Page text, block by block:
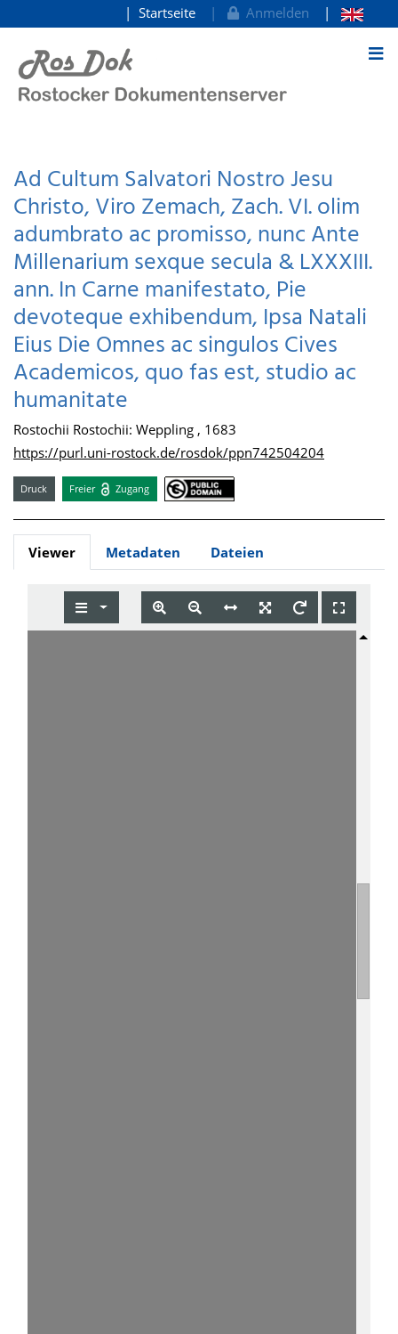
zum Inhalt
Startseite Anmelden
Ad Cultum Salvatori Nostro Jesu
Christo, Viro Zemach, Zach. VI. olim
adumbrato ac promisso, nunc Ante
Millenarium sexque secula & LXXXIII.
ann. In Carne manifestato, Pie
devoteque exhibendum, Ipsa Natali
Eius Die Omnes ac singulos Cives
Academicos, quo fas est, studio ac
humanitate
Rostochii Rostochii: Weppling , 1683
https://purl.uni-rostock.de/rosdok/ppn742504204
Druck Freier Zugang
Viewer Metadaten Dateien